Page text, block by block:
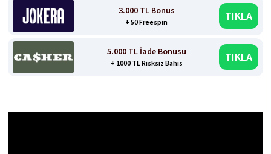
3.000 TL Bonus
+ 50 Freespin TIKLA
5.000 TL İade Bonusu
+ 1000 TL Risksiz Bahis TIKLA